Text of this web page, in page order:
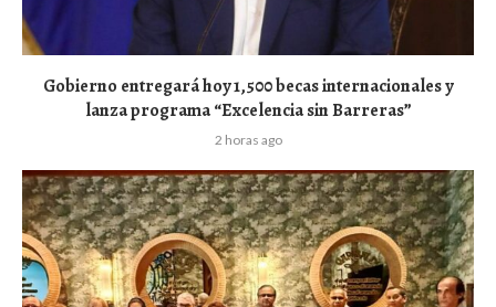
Gobierno entregará hoy 1,500 becas internacionales y
lanza programa “Excelencia sin Barreras”
2 horas ago